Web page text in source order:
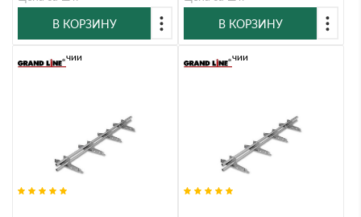
В КОРЗИНУ
В КОРЗИНУ
В наличии В наличии